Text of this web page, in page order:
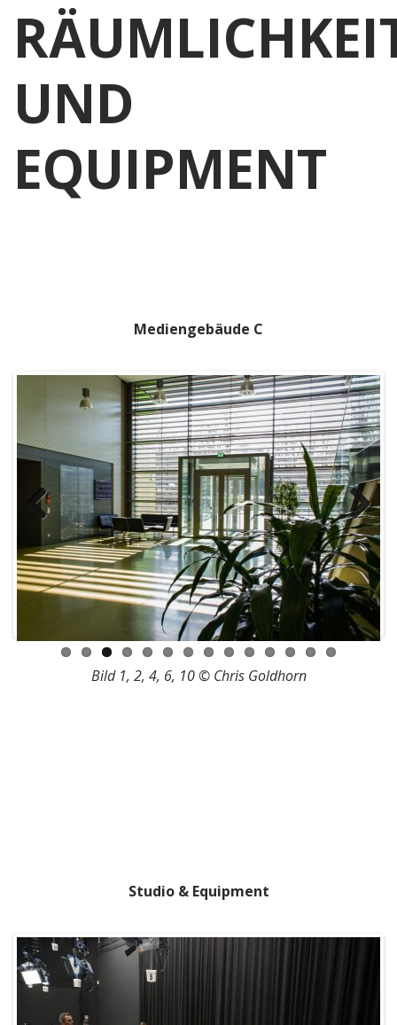
UND
EQUIPMENT
Mediengebäude C
Previous Next
Bild 1, 2, 4, 6, 10 © Chris Goldhorn
Studio & Equipment